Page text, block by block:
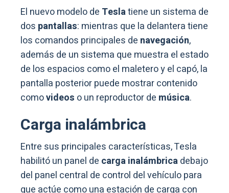
El nuevo modelo de Teslatiene un sistema de
dos pantallas: mientras que la delantera tiene
los comandos principales de navegación,
además de un sistema que muestra el estado
de los espacios como el maletero y el capó, la
pantalla posterior puede mostrar contenido
comovideos o un reproductor de música.
Carga inalámbrica
Entre sus principales características, Tesla
habilitó un panel de carga inalámbricadebajo
del panel central de control del vehículo para
que actúe como una estación de carga con